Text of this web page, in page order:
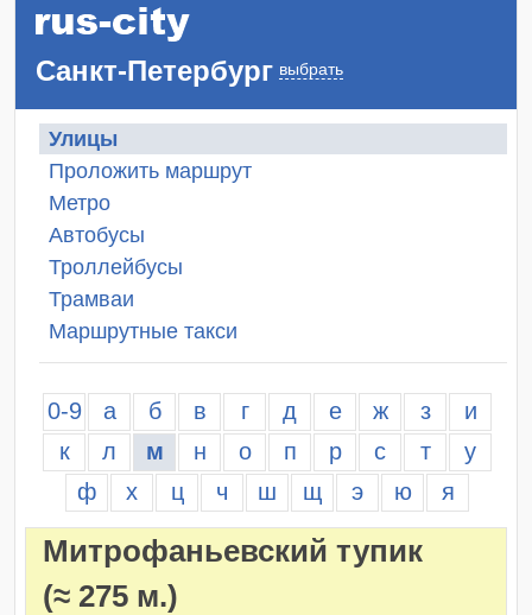
Санкт-Петербург выбрать
Улицы
Проложить маршрут
Метро
Автобусы
Троллейбусы
Трамваи
Маршрутные такси
0-9 а б в г д е ж з
и
к
л м н о п р с т
у
ф
х ц ч ш щ э ю я
Митрофаньевский тупик
(≈ 275 м.)